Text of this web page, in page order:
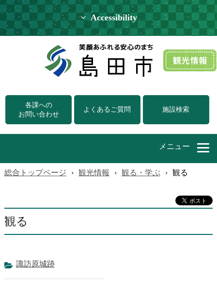
Accessibility
各課への
お問い合わせ
よくあるご質問 施設検索
メニュー
総合トップページ › 観光情報 › 観る・学ぶ › 観る
観る
諏訪原城跡